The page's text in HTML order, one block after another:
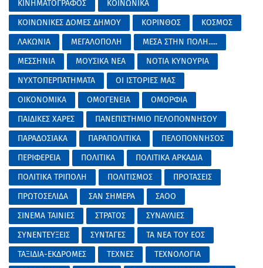
ΚΙΝΗΜΑΤΟΓΡΑΦΟΣ
ΚΟΙΝΩΝΙΚΑ
ΚΟΙΝΩΝΙΚΕΣ ΔΟΜΕΣ ΔΗΜΟΥ
ΚΟΡΙΝΘΟΣ
ΚΟΣΜΟΣ
ΛΑΚΩΝΙΑ
ΜΕΓΑΛΟΠΟΛΗ
ΜΕΣΑ ΣΤΗΝ ΠΟΛΗ.....
ΜΕΣΣΗΝΙΑ
ΜΟΥΣΙΚΑ ΝΕΑ
ΝΟΤΙΑ ΚΥΝΟΥΡΙΑ
ΝΥΧΤΟΠΕΡΠΑΤΗΜΑΤΑ
ΟΙ ΙΣΤΟΡΙΕΣ ΜΑΣ
ΟΙΚΟΝΟΜΙΚΑ
ΟΜΟΓΕΝΕΙΑ
ΟΜΟΡΦΙΑ
ΠΑΙΔΙΚΕΣ ΧΑΡΕΣ
ΠΑΝΕΠΙΣΤΗΜΙΟ ΠΕΛΟΠΟΝΝΗΣΟΥ
ΠΑΡΑΔΟΣΙΑΚΑ
ΠΑΡΑΠΟΛΙΤΙΚΑ
ΠΕΛΟΠΟΝΝΗΣΟΣ
ΠΕΡΙΦΕΡΕΙΑ
ΠΟΛΙΤΙΚΑ
ΠΟΛΙΤΙΚΑ ΑΡΚΑΔΙΑ
ΠΟΛΙΤΙΚΑ ΤΡΙΠΟΛΗ
ΠΟΛΙΤΙΣΜΟΣ
ΠΡΟΤΑΣΕΙΣ
ΠΡΩΤΟΣΕΛΙΔΑ
ΣΑΝ ΣΗΜΕΡΑ
ΣΑΟΟ
ΣΙΝΕΜΑ ΤΑΙΝΙΕΣ
ΣΤΡΑΤΟΣ
ΣΥΝΑΥΛΙΕΣ
ΣΥΝΕΝΤΕΥΞΕΙΣ
ΣΥΝΤΑΓΕΣ
ΤΑ ΝΕΑ ΤΟΥ ΕΟΣ
ΤΑΞΙΔΙΑ-ΕΚΔΡΟΜΕΣ
ΤΕΧΝΕΣ
ΤΕΧΝΟΛΟΓΙΑ